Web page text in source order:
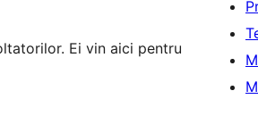
Ei vin aici pentru